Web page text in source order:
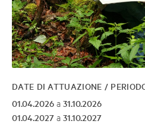
DATE DI ATTUAZIONE /
01.04.2026 a 31.10.2026
01.04.2027 a 31.10.2027